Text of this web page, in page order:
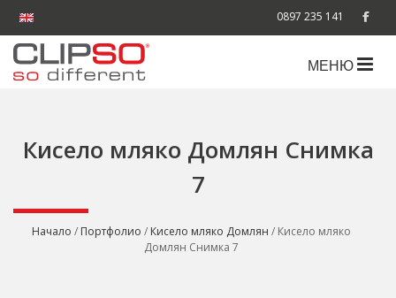
0897 235 141
МЕНЮ
Кисело мляко Домлян Снимка
7
Начало / Портфолио / Кисело мляко Домлян / Кисело мляко
Домлян Снимка 7